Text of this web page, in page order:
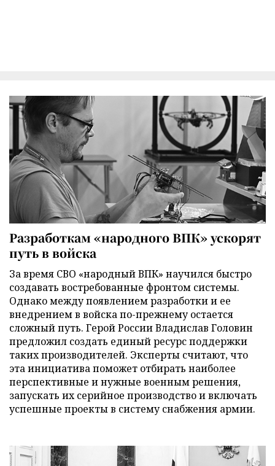
Разработкам «народного ВПК» ускорят
путь в войска
За время СВО «народный ВПК» научился быстро
создавать востребованные фронтом системы.
Однако между появлением разработки и ее
внедрением в войска по-прежнему остается
сложный путь. Герой России Владислав Головин
предложил создать единый ресурс поддержки
таких производителей. Эксперты считают, что
эта инициатива поможет отбирать наиболее
перспективные и нужные военным решения,
запускать их серийное производство и включать
успешные проекты в систему снабжения армии.